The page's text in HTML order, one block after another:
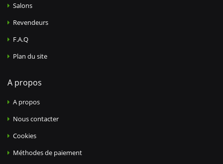
Salons
Revendeurs
F.A.Q
Plan du site
A propos
A propos
Nous contacter
Cookies
Méthodes de paiement